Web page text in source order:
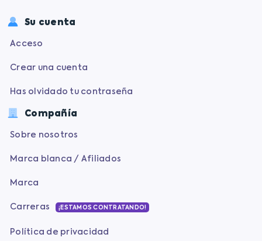
Su cuenta
Acceso
Crear una cuenta
Has olvidado tu contraseña
Compañía
Sobre nosotros
Marca blanca / Afiliados
Marca
Carreras ¡ESTAMOS CONTRATANDO!
Política de privacidad